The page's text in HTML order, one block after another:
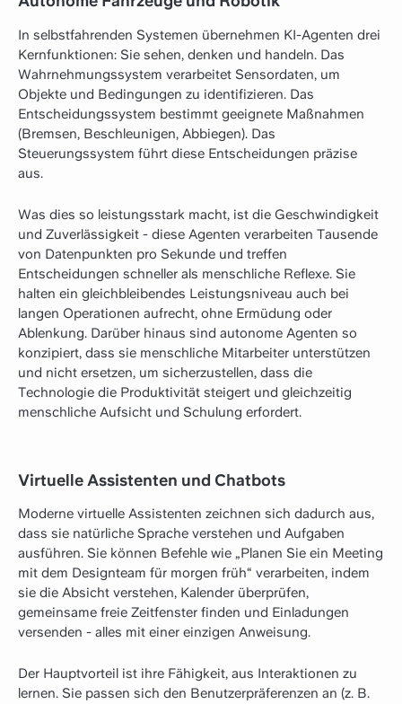
In selbstfahrenden Systemen übernehmen KI-Agenten drei
Kernfunktionen: Sie sehen, denken und handeln. Das
Wahrnehmungssystem verarbeitet Sensordaten, um
Objekte und Bedingungen zu identifizieren. Das
Entscheidungssystem bestimmt geeignete Maßnahmen
(Bremsen, Beschleunigen, Abbiegen). Das
Steuerungssystem führt diese Entscheidungen präzise
aus.
Was dies so leistungsstark macht, ist die Geschwindigkeit
und Zuverlässigkeit - diese Agenten verarbeiten Tausende
von Datenpunkten pro Sekunde und treffen
Entscheidungen schneller als menschliche Reflexe. Sie
halten ein gleichbleibendes Leistungsniveau auch bei
langen Operationen aufrecht, ohne Ermüdung oder
Ablenkung. Darüber hinaus sind autonome Agenten so
konzipiert, dass sie menschliche Mitarbeiter unterstützen
und nicht ersetzen, um sicherzustellen, dass die
Technologie die Produktivität steigert und gleichzeitig
menschliche Aufsicht und Schulung erfordert.
Virtuelle Assistenten und Chatbots
Moderne virtuelle Assistenten zeichnen sich dadurch aus,
dass sie natürliche Sprache verstehen und Aufgaben
ausführen. Sie können Befehle wie „Planen Sie ein Meeting
mit dem Designteam für morgen früh“ verarbeiten, indem
sie die Absicht verstehen, Kalender überprüfen,
gemeinsame freie Zeitfenster finden und Einladungen
versenden - alles mit einer einzigen Anweisung.
Der Hauptvorteil ist ihre Fähigkeit, aus Interaktionen zu
lernen. Sie passen sich den Benutzerpräferenzen an (z. B.